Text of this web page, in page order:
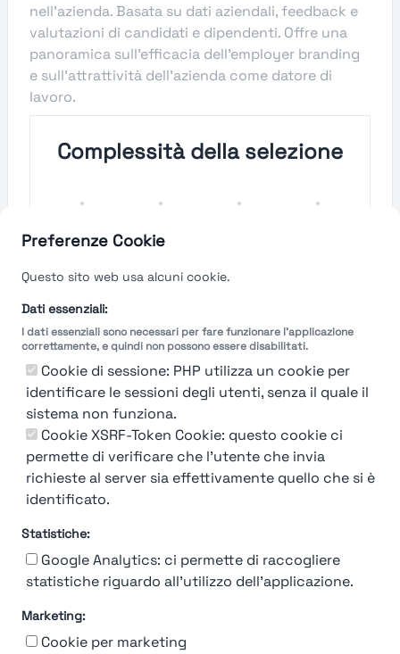
Preferenze Cookie
Questo sito web usa alcuni cookie.
Dati essenziali:
I dati essenziali sono necessari per fare funzionare l'applicazione
correttamente, e quindi non possono essere disabilitati.
Cookie di sessione: PHP utilizza un cookie per
identificare le sessioni degli utenti, senza il quale il
sistema non funziona.
Cookie XSRF-Token Cookie: questo cookie ci
permette di verificare che l'utente che invia
richieste al server sia effettivamente quello che si è
identificato.
Statistiche:
Google Analytics: ci permette di raccogliere
statistiche riguardo all'utilizzo dell'applicazione.
Marketing:
Cookie per marketing
nell'azienda. Basata su dati aziendali, feedback e
valutazioni di candidati e dipendenti. Offre una
panoramica sull'efficacia dell'employer branding
e sull'attrattività dell'azienda come datore di
lavoro.
Complessità della selezione
Velocità del processo di
Molto
Breve Lungo
Molto
Misuriamo l'efficienza e la velocità del processo
di selezione del personale attraverso dati
aziendali, feedback dei candidati e valutazioni
Termini e Condizioni